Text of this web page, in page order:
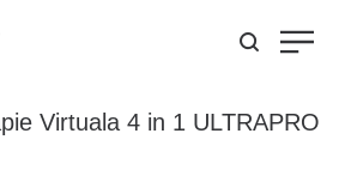
Virtuala 4 in 1 ULTRAPRO